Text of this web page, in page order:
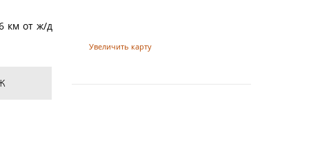
км от ж/д
и в 52 км
дизайне
Увеличить карту